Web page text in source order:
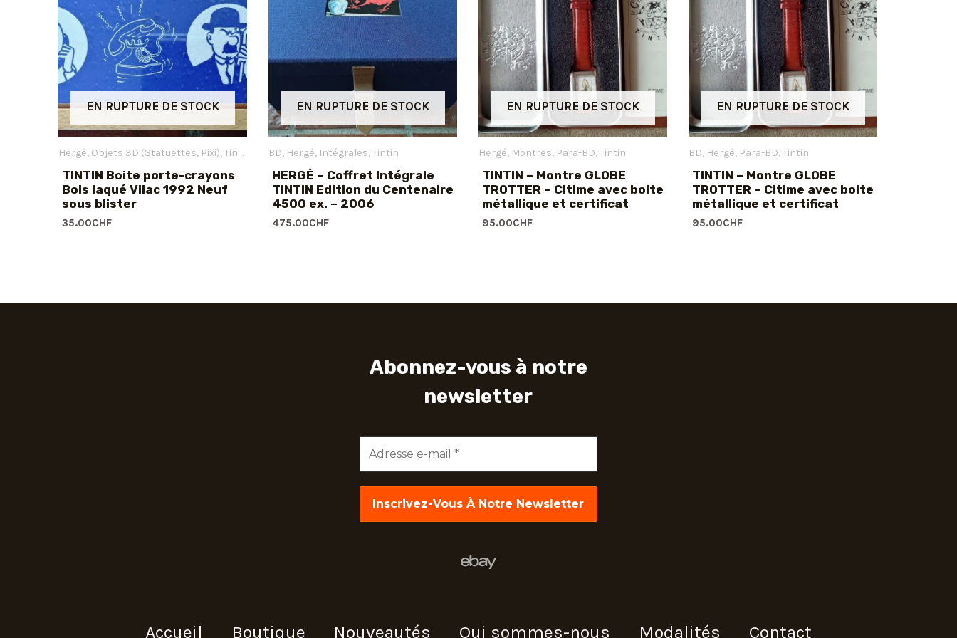
EN RUPTURE DE STOCK
Hergé Objets 3D (Statuettes, Pixi) Tintin
TINTIN Boite porte-crayons
Bois laqué Vilac 1992 Neuf
sous blister
35.00CHF
EN RUPTURE DE STOCK
BD Hergé Intégrales Tintin
HERGÉ – Coffret Intégrale
TINTIN Edition du Centenaire
4500 ex. – 2006
475.00CHF
EN RUPTURE DE STOCK
Hergé Montres Para-BD Tintin
TINTIN – Montre GLOBE
TROTTER – Citime avec boite
métallique et certificat
95.00CHF
EN RUPTURE DE STOCK
BD Hergé Para-BD Tintin
TINTIN – Montre GLOBE
TROTTER – Citime avec boite
métallique et certificat
95.00CHF
Abonnez-vous à notre
newsletter
mail
Accueil Boutique Nouveautés Qui sommes-nous Modalités Contact